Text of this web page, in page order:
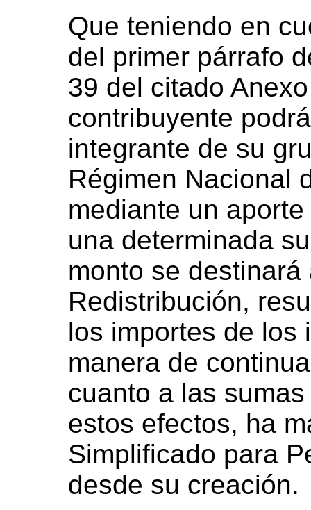
Que teniendo en
del primer párrafo
39 del citado
contribuyente
integrante de su
Régimen Nacional
mediante un
una determinada
monto se
Redistribución,
los importes de los
manera de
cuanto a las
estos efectos, ha
Simplificado para
desde su creación.